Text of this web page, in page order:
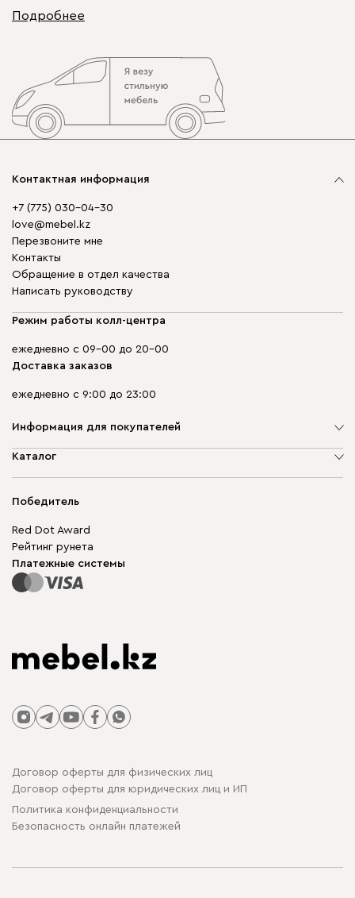
Подробнее
Контактная информация
+7 (775) 030-04-30
love@mebel.kz
Перезвоните мне
Контакты
Обращение в отдел качества
Написать руководству
Режим работы колл-центра
ежедневно с 09-00 до 20-00
Доставка заказов
ежедневно с 9:00 до 23:00
Информация для покупателей
О компании
Гарантия
Для бизнеса
Карта сайта
Каталог
Корпусная мебель
Модульная мебель
Столы и стулья
Победитель
Red Dot Award
Рейтинг рунета
Платежные системы
Договор оферты для физических лиц
Договор оферты для юридических лиц и ИП
Политика конфиденциальности
Безопасность онлайн платежей